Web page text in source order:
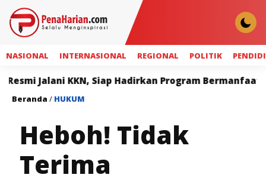
NASIONAL INTERNASIONAL REGIONAL POLITIK
KKN, Siap Hadirkan Program Bermanfaat bagi
Beranda / HUKUM
Heboh! Tidak
Terima